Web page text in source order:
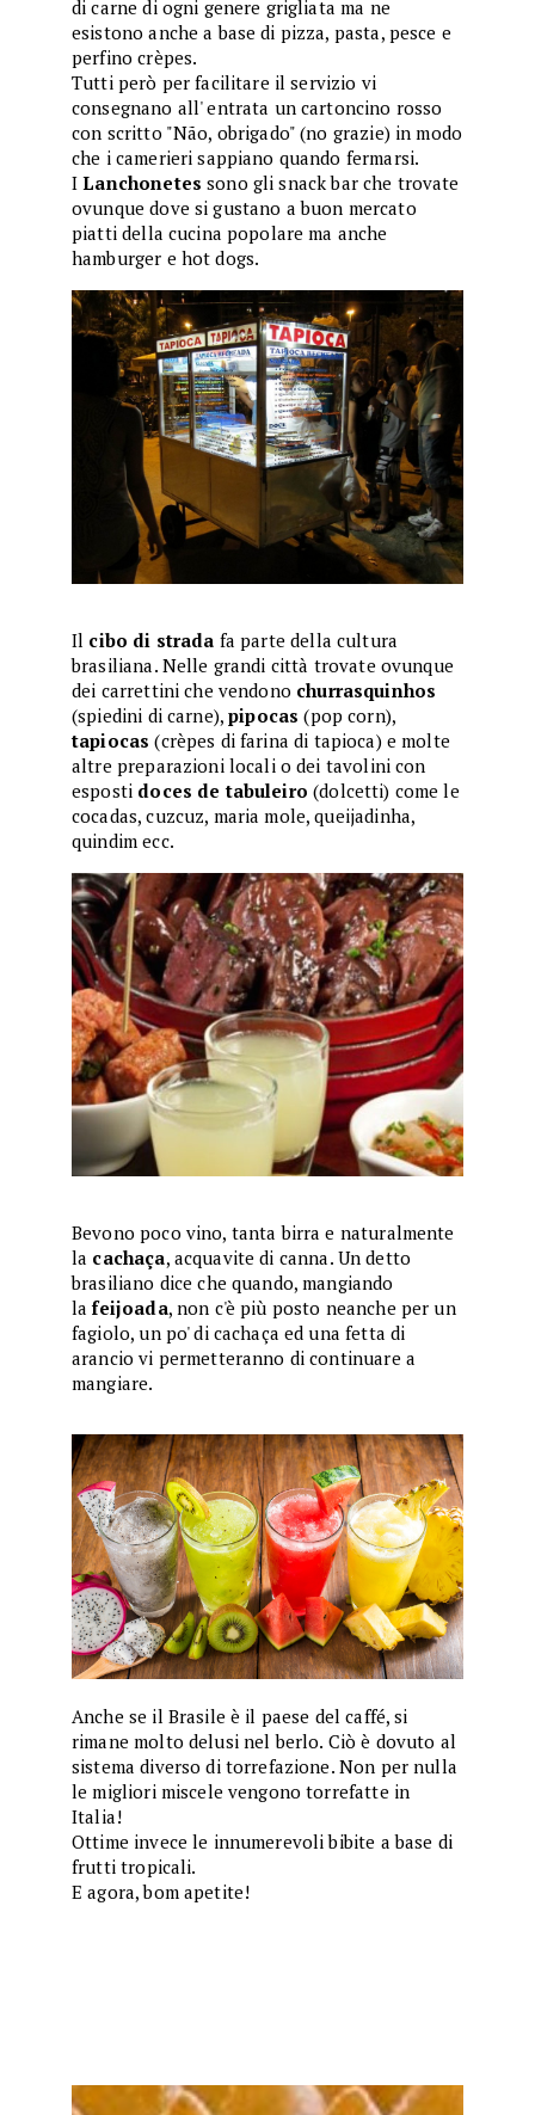
di carne di ogni genere grigliata ma ne
esistono anche a base di pizza, pasta, pesce e
perfino crèpes.
Tutti però per facilitare il servizio vi
consegnano all' entrata un cartoncino rosso
con scritto "Não, obrigado" (no grazie) in modo
che i camerieri sappiano quando fermarsi.
ILanchonetes sono gli snack bar che trovate
ovunque dove si gustano a buon mercato
piatti della cucina popolare ma anche
hamburger e hot dogs.
Il cibo di strada fa parte della cultura
brasiliana. Nelle grandi città trovate ovunque
dei carrettini che vendono churrasquinhos
(spiedini di carne),pipocas (pop corn),
tapiocas(crèpes di farina di tapioca) e molte
altre preparazioni locali o dei tavolini con
esposti doces de tabuleiro (dolcetti) come le
cocadas, cuzcuz, maria mole, queijadinha,
quindim ecc.
Bevono poco vino, tanta birra e naturalmente
la cachaça, acquavite di canna. Un detto
brasiliano dice che quando, mangiando
lafeijoada, non c'è più posto neanche per un
fagiolo, un po' di cachaça ed una fetta di
arancio vi permetteranno di continuare a
mangiare.
Anche se il Brasile è il paese del caffé, si
rimane molto delusi nel berlo. Ciò è dovuto al
sistema diverso di torrefazione. Non per nulla
le migliori miscele vengono torrefatte in
Italia!
Ottime invece le innumerevoli bibite a base di
frutti tropicali.
E agora, bom apetite!